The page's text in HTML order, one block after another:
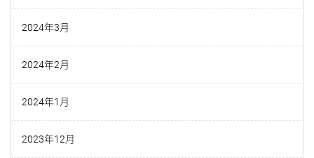
2024年3月
2024年2月
2024年1月
2023年12月